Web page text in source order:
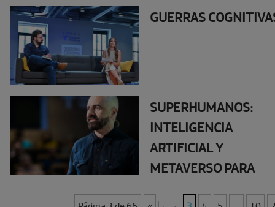
GUERRAS
SUPERHUMANOS:
INTELIGENCIA
ARTIFICIAL Y
METAVERSO PARA